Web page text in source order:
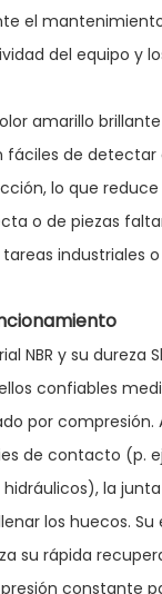
el
del equipo y
amarillo
fáciles de detectar
lo que reduce
o de piezas
industriales
NBR y su dureza
confiables
por compresión.
de contacto (p.
la
los huecos. Su
su rápida
constante